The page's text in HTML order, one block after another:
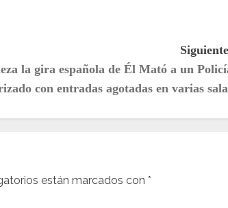
la gira española de Él Mató a un
con entradas agotadas en varias
están marcados con *